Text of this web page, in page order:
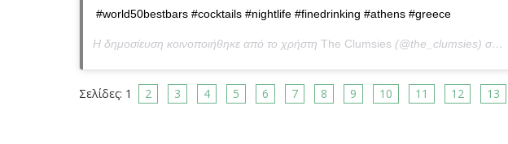
#world50bestbars #cocktails #nightlife #finedrinking #athens #greece
Η δημοσίευση κοινοποιήθηκε από το χρήστη The Clumsies (@the_clumsies) στις
Σελίδες: 1 2 3 4 5 6 7 8 9 10 11 12 13